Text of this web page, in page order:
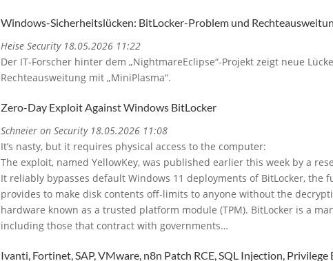
Windows-Sicherheitslücken: BitLocker-Problem und
Heise Security 18.05.2026 11:22
Der IT-Forscher hinter dem „NightmareEclipse“-Projekt zeigt neue
Rechteausweitung mit „MiniPlasma“.
Zero-Day Exploit Against Windows BitLocker
Schneier on Security 18.05.2026 11:08
It’s nasty, but it requires physical access to the computer:
The exploit, named YellowKey, was published earlier this week by a
It reliably bypasses default Windows 11 deployments of BitLocker,
provides to make disk contents off-limits to anyone without the
hardware known as a trusted platform module (TPM). BitLocker is a
including those that contract with governments…
Ivanti, Fortinet, SAP, VMware, n8n Patch RCE, SQL Injection, Privilege